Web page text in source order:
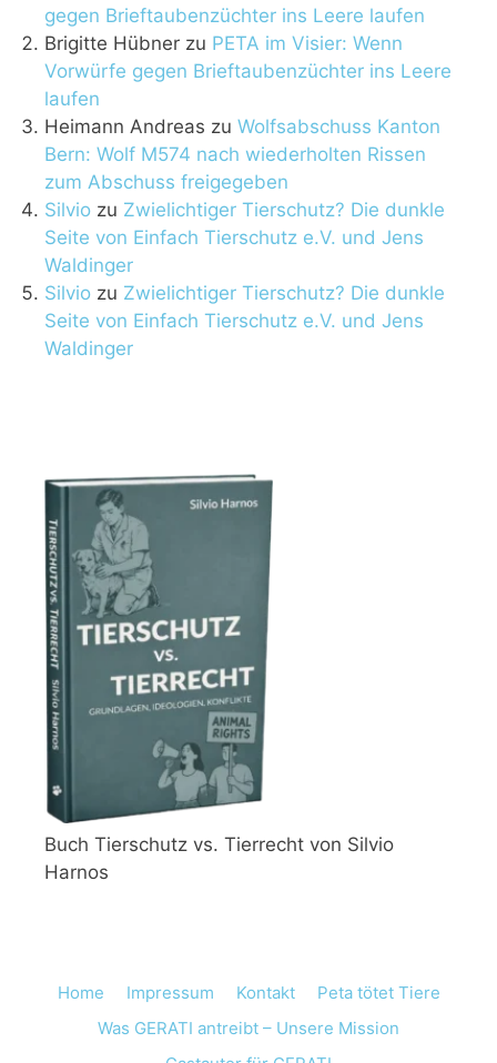
gegen Brieftaubenzüchter ins Leere laufen
Brigitte Hübner zu PETA im Visier: Wenn
Vorwürfe gegen Brieftaubenzüchter ins Leere
laufen
Heimann Andreas zu Wolfsabschuss Kanton
Bern: Wolf M574 nach wiederholten Rissen
zum Abschuss freigegeben
Silvio zu Zwielichtiger Tierschutz? Die dunkle
Seite von Einfach Tierschutz e.V. und Jens
Waldinger
Silvio zu Zwielichtiger Tierschutz? Die dunkle
Seite von Einfach Tierschutz e.V. und Jens
Waldinger
Buch Tierschutz vs. Tierrecht von Silvio
Harnos
Home Impressum Kontakt
Peta tötet Tiere
Was GERATI antreibt – Unsere Mission